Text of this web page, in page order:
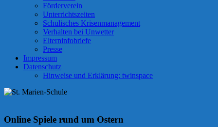
Förderverein
Unterrichtszeiten
Schulisches Krisenmanagement
Verhalten bei Unwetter
Elterninfobriefe
Presse
Impressum
Datenschutz
Hinweise und Erklärung: twinspace
Online Spiele rund um Ostern